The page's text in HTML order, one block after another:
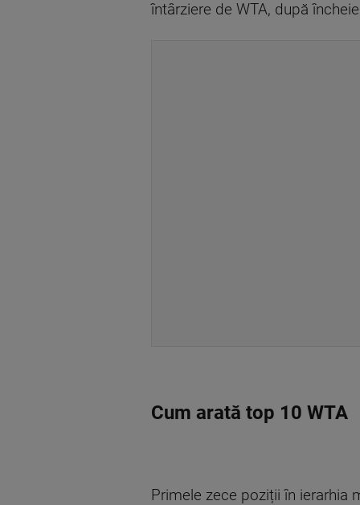
întârziere de WTA, după
Cum arată top 10 WTA
Primele zece poziții în ierarhia